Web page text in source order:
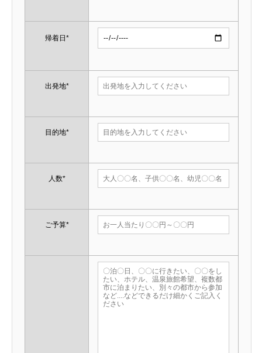
帰着日*
出発地*
目的地*
人数*
ご予算*